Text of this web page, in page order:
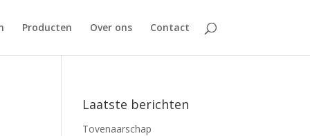
Producten Over ons Contact
Laatste berichten
Tovenaarschap